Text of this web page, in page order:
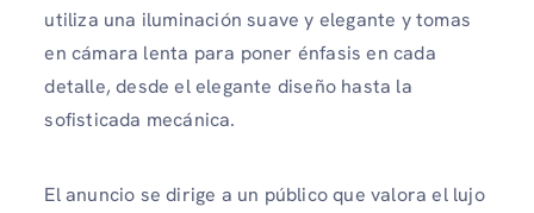
utiliza una iluminación suave y elegante y tomas
en cámara lenta para poner énfasis en cada
detalle, desde el elegante diseño hasta la
sofisticada mecánica.
El anuncio se dirige a un público que valora el lujo